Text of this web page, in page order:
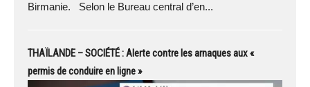
Birmanie. Selon le Bureau central d’en...
THAÏLANDE – SOCIÉTÉ : Alerte contre les arnaques aux «
permis de conduire en ligne »